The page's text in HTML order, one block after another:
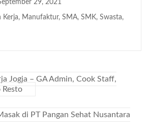
29, 2021
Kerja, Manufaktur,SMA,SMK,Swasta,
Jogja – GA Admin, Cook Staff,
di PT Pangan Sehat Nusantara